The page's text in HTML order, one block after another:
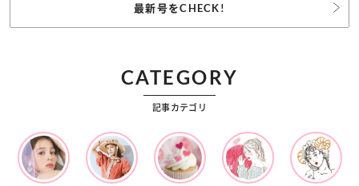
最新号をCHECK!
CATEGORY
記事カテゴリ